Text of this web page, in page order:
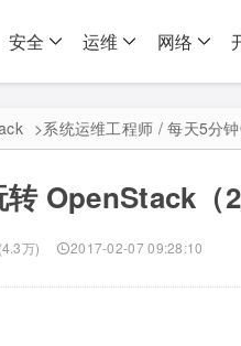
安全 运维 网络
>系统运维工程师 / 每天5分
OpenStack（
(4.3万) 2017-02-07 09:28:10